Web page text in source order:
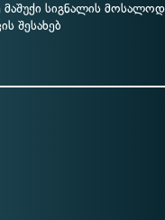
მაშუქი სიგნალის
შესახებ